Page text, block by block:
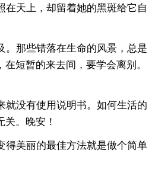
在天上，却留着她的黑斑给它自
。那些错落在生命的风景，总是
短暂的来去间，要学会离别。
就没有使用说明书。如何生活的
。晚安！
得美丽的最佳方法就是做个简单